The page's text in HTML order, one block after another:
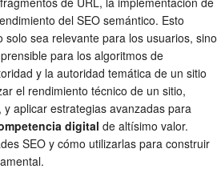
del SEO semántico. Esto
sea relevante para los usuarios, sino
para los algoritmos de
y la autoridad temática de un sitio
el rendimiento técnico de un sitio,
aplicar estrategias avanzadas para
digital de altísimo valor.
SEO y cómo utilizarlas para construir